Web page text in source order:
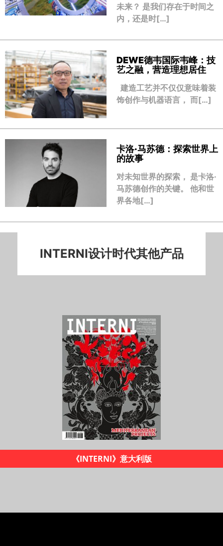
未来？ 是我们存在于时间之
内，还是时[…]
DEWE德韦国际韦峰：技
艺之融，营造理想居住
建造工艺并不仅仅意味着装
饰创作与机器语言， 而[…]
卡洛·马苏德：探索世界上
的故事
对未知世界的探索， 是卡洛·
马苏德创作的关键。 他和世
界各地[…]
INTERNI设计时代其他产品
《INTERNI设计时代》杂志